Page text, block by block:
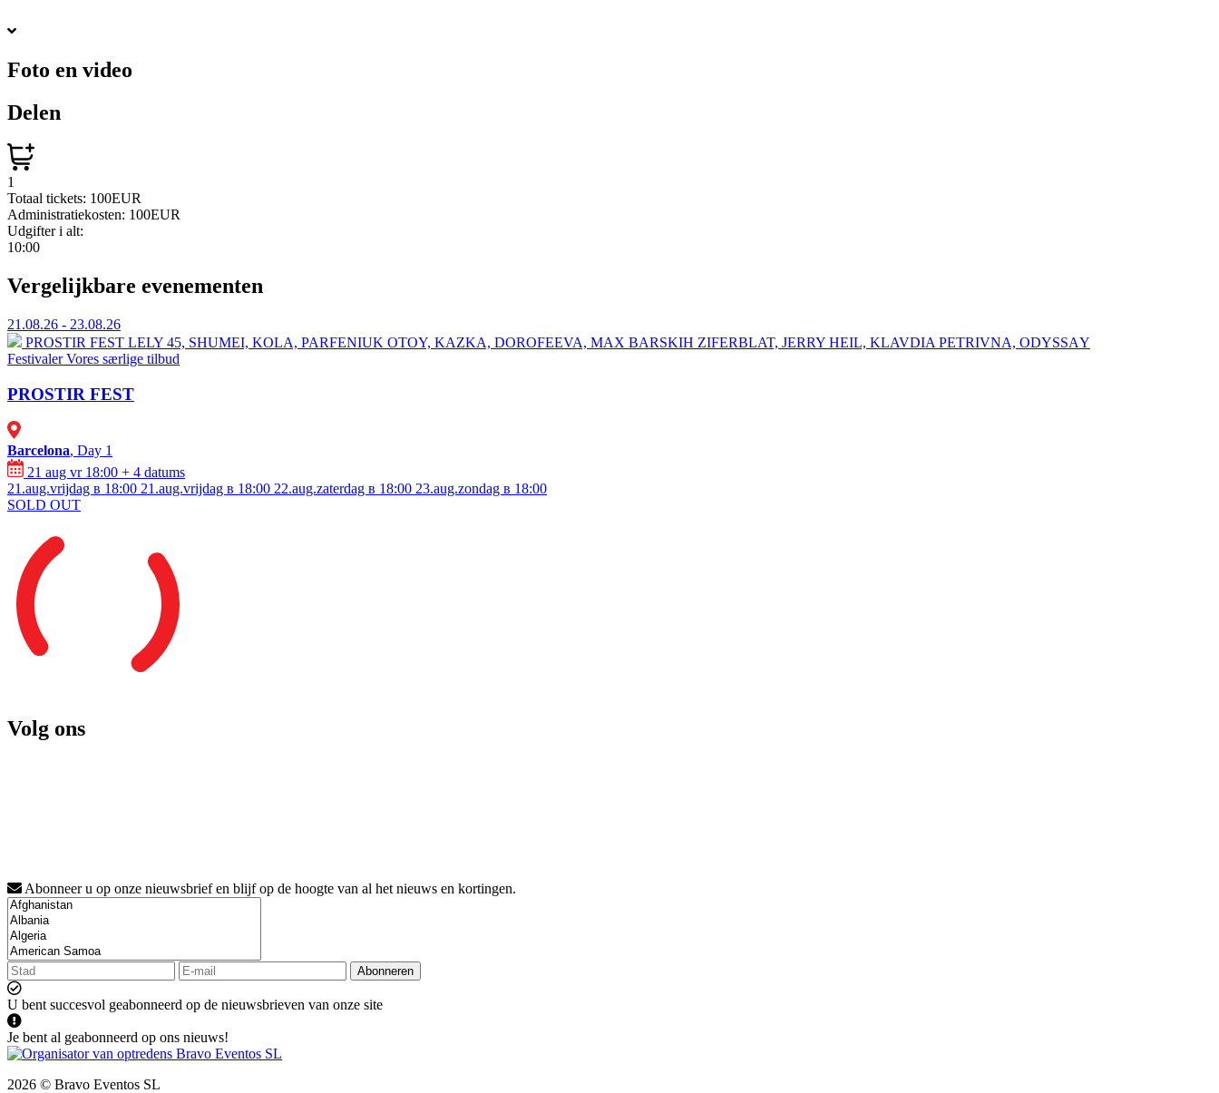
Foto en video
Delen
1
Totaal tickets: 100EUR
Administratiekosten: 100EUR
Udgifter i alt:
10:00
Vergelijkbare evenementen
21.08.26 - 23.08.26
PROSTIR FEST ⁠LELY 45, ⁠SHUMEI,⁠ ⁠KOLA, ⁠⁠PARFENIUK OTOY, KAZKA, DOROFEEVA, MAX BARSKIH ⁠ZIFERBLAT, ⁠JERRY HEIL, ⁠⁠KLAVDIA PETRIVNA, ⁠ODYSSАY
Festivaler Vores særlige tilbud
PROSTIR FEST
Barcelona, Day 1
21 aug vr 18:00 + 4 datums
21.aug.vrijdag в 18:00 21.aug.vrijdag в 18:00 22.aug.zaterdag в 18:00 23.aug.zondag в 18:00
SOLD OUT
Volg ons
Abonneer u op onze nieuwsbrief en blijf op de hoogte van al het nieuws en kortingen.
Abonneren
U bent succesvol geabonneerd op de nieuwsbrieven van onze site
Je bent al geabonneerd op ons nieuws!
2026 © Bravo Eventos SL